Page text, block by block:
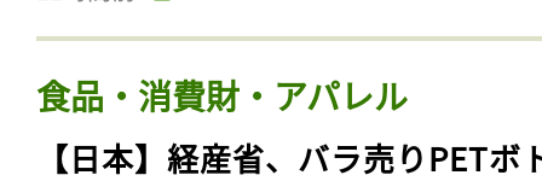
食品・消費財・アパレル
【日本】経産省、バラ売りPETボ